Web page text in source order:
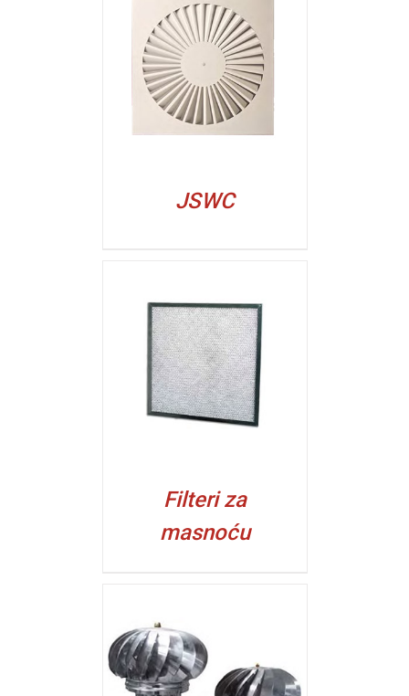
JSWC
Filteri za
masnoću